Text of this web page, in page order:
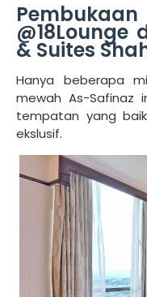
& Suites
Hanya beberapa
mewah As-Safinaz
tempatan yang
ekslusif.